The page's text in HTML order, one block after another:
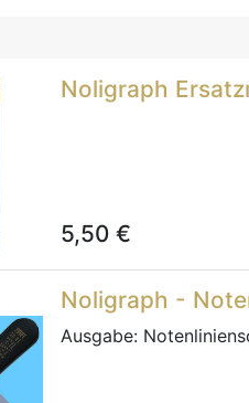
Noligraph
5,50 €
Noligraph -
Ausgabe: